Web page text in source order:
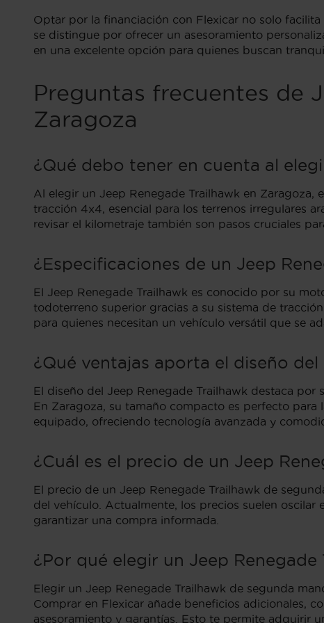
Optar por la financiación con Flexicar no solo
se distingue por ofrecer un asesoramiento
en una excelente opción para quienes buscan
Preguntas frecuentes de
Zaragoza
¿Qué debo tener en cuenta al
Al elegir un Jeep Renegade Trailhawk en
tracción 4x4, esencial para los terrenos irregulares
revisar el kilometraje también son pasos cruciales
¿Especificaciones de un Jeep
El Jeep Renegade Trailhawk es conocido por su
todoterreno superior gracias a su sistema de
para quienes necesitan un vehículo versátil que se
¿Qué ventajas aporta el diseño
El diseño del Jeep Renegade Trailhawk destaca
En Zaragoza, su tamaño compacto es perfecto
equipado, ofreciendo tecnología avanzada y
¿Cuál es el precio de un Jeep
El precio de un Jeep Renegade Trailhawk de
del vehículo. Actualmente, los precios suelen
garantizar una compra informada.
¿Por qué elegir un Jeep
Elegir un Jeep Renegade Trailhawk de segunda
Comprar en Flexicar añade beneficios adicionales,
asesoramiento y garantías. Esto te permite adquirir